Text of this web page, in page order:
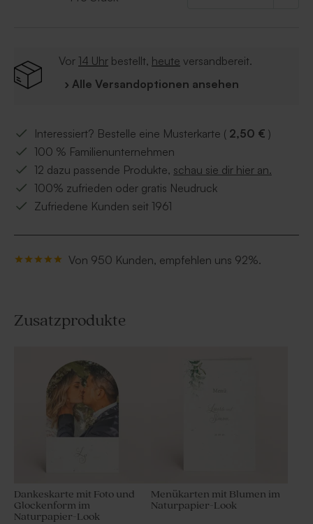
Vor 14 Uhr bestellt, heute versandbereit.
› Alle Versandoptionen ansehen
Interessiert? Bestelle eine Musterkarte ( 2,50 € )
100 % Familienunternehmen
12 dazu passende Produkte, schau sie dir hier an.
100% zufrieden oder gratis Neudruck
Zufriedene Kunden seit 1961
Von 950 Kunden, empfehlen uns 92%.
Zusatzprodukte
Dankeskarte mit Foto und
Glockenform im
Naturpapier-Look
Menükarten mit Blumen im
Naturpapier-Look